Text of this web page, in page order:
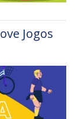
Jogos